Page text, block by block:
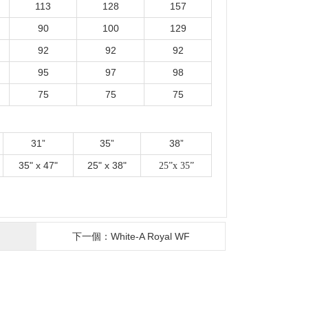
113 128 157
90 100 129
92 92 92
95 97 98
75 75 75
31” 35” 38”
35" x 47" 25" x 38" 25”x 35”
下一個：White-A Royal WF